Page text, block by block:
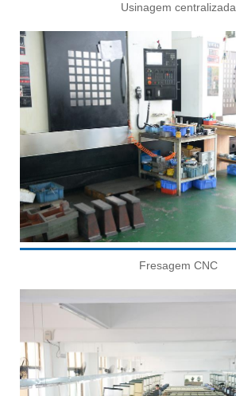
Usinagem centralizada
Fresagem CNC